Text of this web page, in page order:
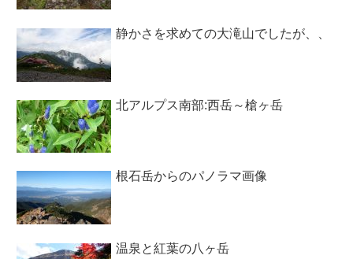
静かさを求めての大滝山でしたが、、
北アルプス南部:西岳～槍ヶ岳
根石岳からのパノラマ画像
温泉と紅葉の八ヶ岳